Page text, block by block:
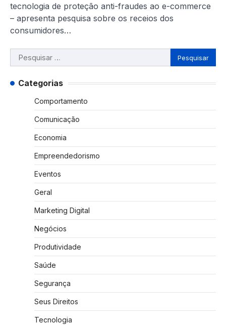
tecnologia de proteção anti-fraudes ao e-commerce
– apresenta pesquisa sobre os receios dos
consumidores…
Pesquisar
por:
Categorias
Comportamento
Comunicação
Economia
Empreendedorismo
Eventos
Geral
Marketing Digital
Negócios
Produtividade
Saúde
Segurança
Seus Direitos
Tecnologia